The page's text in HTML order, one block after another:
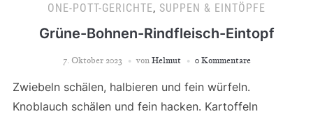
ONE-POTT-GERICHTE, SUPPEN & EINTÖPFE
Grüne-Bohnen-Rindfleisch-Eintopf
7. Oktober 2023 von Helmut 0 Kommentare
Zwiebeln schälen, halbieren und fein würfeln.
Knoblauch schälen und fein hacken. Kartoffeln